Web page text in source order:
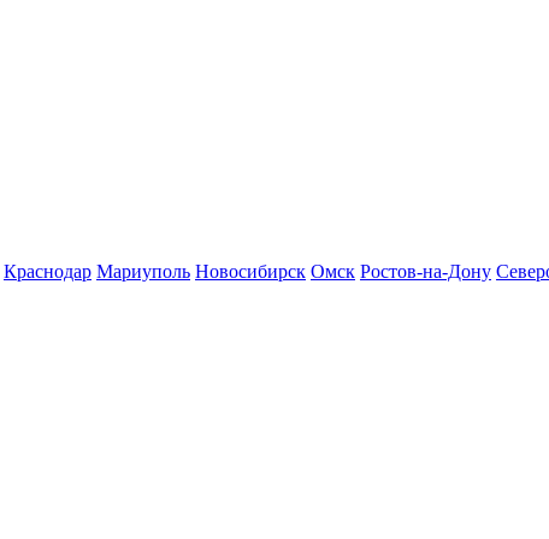
Краснодар Мариуполь Новосибирск Омск Ростов-на-Дону